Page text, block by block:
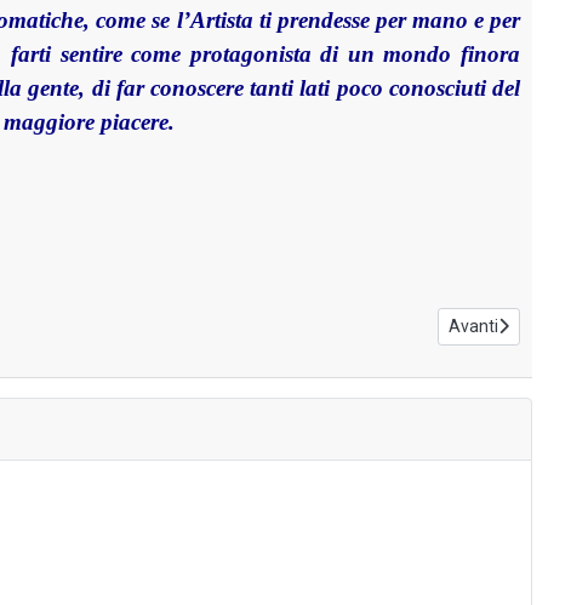
come se l’Artista ti prendesse per mano e per
sentire come protagonista di un mondo finora
gente, di far conoscere tanti lati poco conosciuti del
piacere.
Articolo
Avanti